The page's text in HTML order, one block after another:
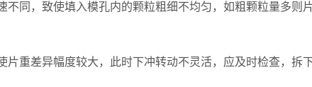
，致使填入模孔内的颗粒粗细不均匀，如粗颗粒量多则
差异幅度较大，此时下冲转动不灵活，应及时检查，拆下